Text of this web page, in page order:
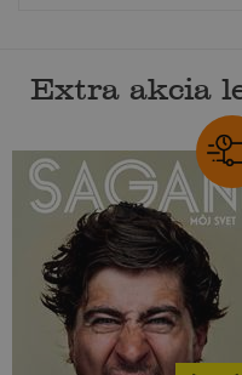
Extra akcia